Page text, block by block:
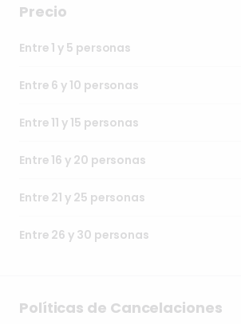
Precio
Entre 1 y 5 personas
Entre 6 y 10 personas
Entre 11 y 15 personas
Entre 16 y 20 personas
Entre 21 y 25 personas
Entre 26 y 30 personas
Políticas de Cancelaciones